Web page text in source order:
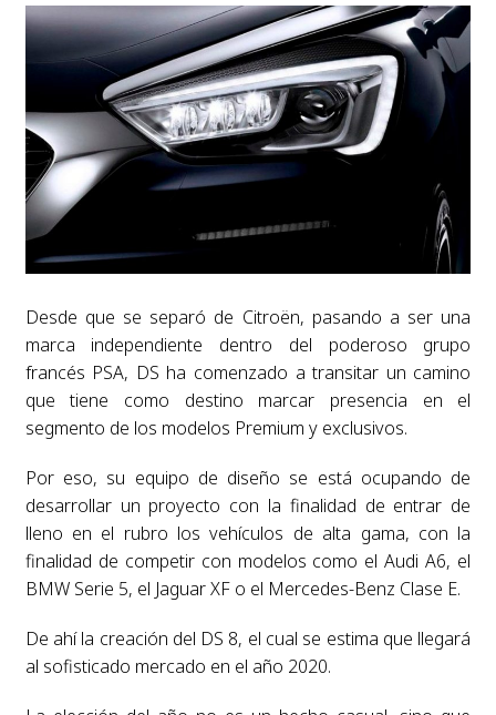
Desde que se separó de Citroën, pasando a ser una
marca independiente dentro del poderoso grupo
francés PSA, DS ha comenzado a transitar un camino
que tiene como destino marcar presencia en el
segmento de los modelos Premium y exclusivos.
Por eso, su equipo de diseño se está ocupando de
desarrollar un proyecto con la finalidad de entrar de
lleno en el rubro los vehículos de alta gama, con la
finalidad de competir con modelos como el Audi A6, el
BMW Serie 5, el Jaguar XF o el Mercedes-Benz Clase E.
De ahí la creación del DS 8, el cual se estima que llegará
al sofisticado mercado en el año 2020.